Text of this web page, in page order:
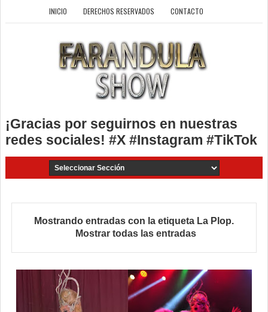
INICIO DERECHOS RESERVADOS CONTACTO
¡Gracias por seguirnos en nuestras
redes sociales! #X #Instagram #TikTok
Mostrando entradas con la etiqueta La Plop.
Mostrar todas las entradas